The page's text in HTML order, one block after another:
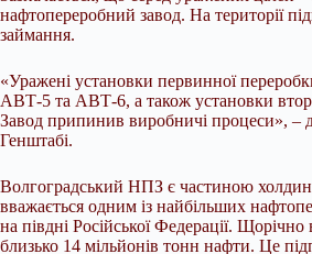
нафтопереробний завод. На територiї
займання.
«Ураженi установки первинної
АВТ-5 та АВТ-6, а також установки
Завод припинив виробничi процеси», –
Генштабi.
Волгоградський НПЗ є частиною
вважається одним iз найбiльших
на пiвднi Росiйської Федерацiї. Щорiчно
близько 14 мiльйонiв тонн нафти. Це